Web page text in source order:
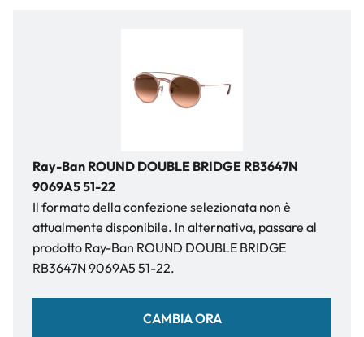
Ray-Ban ROUND DOUBLE BRIDGE RB3647N
9069A5 51-22
Il formato della confezione selezionata non è
attualmente disponibile. In alternativa, passare al
prodotto Ray-Ban ROUND DOUBLE BRIDGE
RB3647N 9069A5 51-22.
CAMBIA ORA